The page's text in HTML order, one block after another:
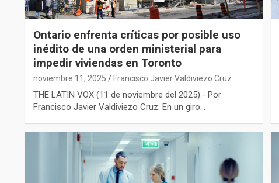
Ontario enfrenta críticas por posible uso
inédito de una orden ministerial para
impedir viviendas en Toronto
noviembre 11, 2025 Francisco Javier Valdiviezo Cruz
THE LATIN VOX (11 de noviembre del 2025).- Por
Francisco Javier Valdiviezo Cruz. En un giro…